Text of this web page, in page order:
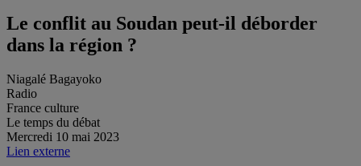
Le conflit au Soudan peut-il déborder
dans la région ?
Niagalé Bagayoko
Radio
France culture
Le temps du débat
Mercredi 10 mai 2023
Lien externe